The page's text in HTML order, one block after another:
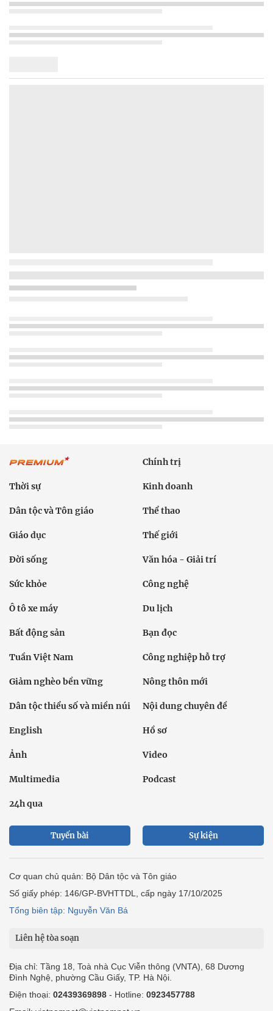
Chính trị
Thời sự Kinh doanh
Dân tộc và Tôn giáo Thể thao
Giáo dục Thế giới
Đời sống Văn hóa - Giải trí
Sức khỏe Công nghệ
Ô tô xe máy Du lịch
Bất động sản Bạn đọc
Tuần Việt Nam Công nghiệp hỗ trợ
Giảm nghèo bền vững Nông thôn mới
Dân tộc thiểu số và miền núi Nội dung chuyên đề
English Hồ sơ
Ảnh Video
Multimedia Podcast
24h qua
Tuyến bài Sự kiện
Cơ quan chủ quản: Bộ Dân tộc và Tôn giáo
Số giấy phép: 146/GP-BVHTTDL, cấp ngày 17/10/2025
Tổng biên tập: Nguyễn Văn Bá
Liên hệ tòa soạn
Địa chỉ: Tầng 18, Toà nhà Cục Viễn thông (VNTA), 68 Dương
Đình Nghệ, phường Cầu Giấy, TP. Hà Nội.
Điện thoại: 02439369898 - Hotline: 0923457788